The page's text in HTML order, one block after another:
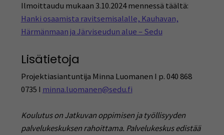
Ilmoittaudu mukaan 3.10.2024 mennessä täältä:
Hanki osaamista ravitsemisalalle, Kauhavan,
Härmänmaan ja Järviseudun alue – Sedu
Lisätietoja
Projektiasiantuntija Minna Luomanen I p. 040 868
0735 I minna.luomanen@sedu.fi
Koulutus on Jatkuvan oppimisen ja työllisyyden
palvelukeskuksen rahoittama. Palvelukeskus edistää